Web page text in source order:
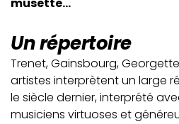
Un répertoire
Trenet, Gainsbourg, Georgette
artistes interprètent un large
le siècle dernier, interprété
musiciens virtuoses et